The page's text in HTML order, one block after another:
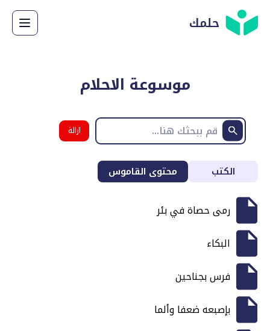
حلمك
موسوعة الاحلام
ازالة
البحث
الكتب محتوى القاموس
رمى حصاة في بئر
البكاء
فرس بجناحين
بإصبعه ضعفا وألما